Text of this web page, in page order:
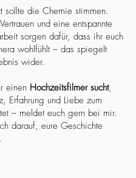
sollte die Chemie stimmen.
und eine entspannte
sorgen dafür, dass ihr euch
wohlfühlt – das spiegelt
wider.
einen Hochzeitsfilmer sucht,
Erfahrung und Liebe zum
– meldet euch gern bei mir.
darauf, eure Geschichte